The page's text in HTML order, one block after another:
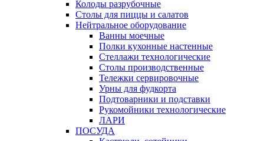
Колоды разрубочные
Столы для пиццы и салатов
Нейтральное оборудование
Ванны моечные
Полки кухонные настенные
Стеллажи технологические
Столы производственные
Тележки сервировочные
Урны для фудкорта
Подтоварники и подставки
Рукомойники технологические
ЛАРИ
ПОСУДА